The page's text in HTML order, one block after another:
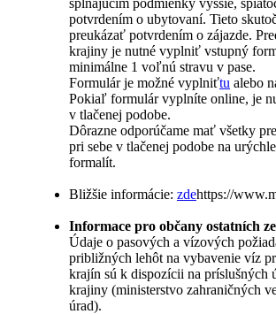
potvrdením o ubytovaní. Tieto
preukázať potvrdením o zájazde.
krajiny je nutné vyplniť vstupný
minimálne 1 voľnú stravu v pase.
Formulár je možné vyplniťtu alebo
Pokiaľ formulár vyplníte online, je
v tlačenej podobe.
Dôrazne odporúčame mať všetky
pri sebe v tlačenej podobe na
formalít.
Bližšie informácie: zdehttps://
Informace pro občany ostatních
Údaje o pasových a vízových
približných lehôt na vybavenie víz
krajín sú k dispozícii na príslušných
krajiny (ministerstvo zahraničných
úrad).